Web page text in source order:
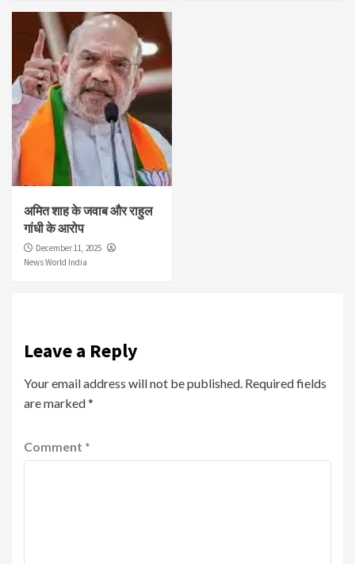
अमित शाह के जवाब और राहुल
गांधी के आरोप
December 11, 2025
News World India
Leave a Reply
Your email address will not be published. Required fields
are marked*
Comment *